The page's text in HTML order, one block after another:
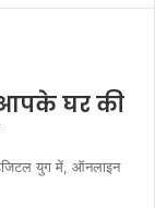
घर की
युग में, ऑनलाइन